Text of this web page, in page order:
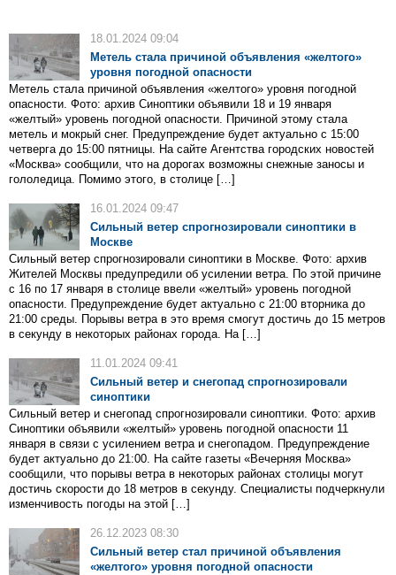
18.01.2024 09:04
Метель стала причиной объявления «желтого»
уровня погодной опасности
Метель стала причиной объявления «желтого» уровня погодной
опасности. Фото: архив Синоптики объявили 18 и 19 января
«желтый» уровень погодной опасности. Причиной этому стала
метель и мокрый снег. Предупреждение будет актуально с 15:00
четверга до 15:00 пятницы. На сайте Агентства городских новостей
«Москва» сообщили, что на дорогах возможны снежные заносы и
гололедица. Помимо этого, в столице […]
16.01.2024 09:47
Сильный ветер спрогнозировали синоптики в
Москве
Сильный ветер спрогнозировали синоптики в Москве. Фото: архив
Жителей Москвы предупредили об усилении ветра. По этой причине
с 16 по 17 января в столице ввели «желтый» уровень погодной
опасности. Предупреждение будет актуально с 21:00 вторника до
21:00 среды. Порывы ветра в это время смогут достичь до 15 метров
в секунду в некоторых районах города. На […]
11.01.2024 09:41
Сильный ветер и снегопад спрогнозировали
синоптики
Сильный ветер и снегопад спрогнозировали синоптики. Фото: архив
Синоптики объявили «желтый» уровень погодной опасности 11
января в связи с усилением ветра и снегопадом. Предупреждение
будет актуально до 21:00. На сайте газеты «Вечерняя Москва»
сообщили, что порывы ветра в некоторых районах столицы могут
достичь скорости до 18 метров в секунду. Специалисты подчеркнули
изменчивость погоды на этой […]
26.12.2023 08:30
Сильный ветер стал причиной объявления
«желтого» уровня погодной опасности